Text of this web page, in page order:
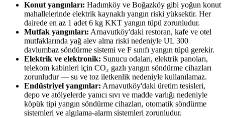
Konut yangınları: Hadımköy ve Boğazköy gibi yoğun konut
mahallelerinde elektrik kaynaklı yangın riski yüksektir. Her
dairede en az 1 adet 6 kg KKT yangın tüpü zorunludur.
Mutfak yangınları: Arnavutköy'daki restoran, kafe ve otel
mutfaklarında yağ alev alma riski nedeniyle UL 300
davlumbaz söndürme sistemi ve F sınıfı yangın tüpü gerekir.
Elektrik ve elektronik: Sunucu odaları, elektrik panoları,
telekom kabinleri için CO₂ gazlı yangın söndürme cihazları
zorunludur — su ve toz iletkenlik nedeniyle kullanılamaz.
Endüstriyel yangınlar: Arnavutköy'daki üretim tesisleri,
depo ve atölyelerde yanıcı sıvı ve madde varlığı nedeniyle
köpük tipi yangın söndürme cihazları, otomatik söndürme
sistemleri ve algılama-alarm sistemleri zorunludur.